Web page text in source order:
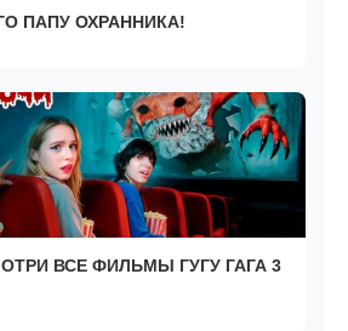
ПАПУ ОХРАННИКА!
ВСЕ ФИЛЬМЫ ГУГУ ГАГА 3